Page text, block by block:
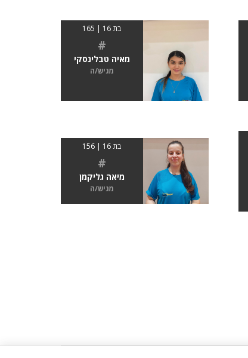
בת 16 | 165
#
מאיה טבלינסקי
מגיש/ה
בת 16 | 156
#
מיאה גליקמן
מגיש/ה